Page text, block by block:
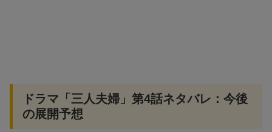
ドラマ「三人夫婦」第4話ネタバレ：今後
の展開予想